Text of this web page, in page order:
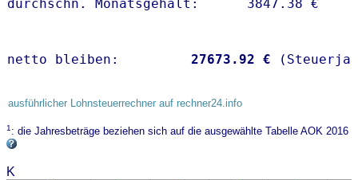
netto bleiben: 27673.92 €
ausführlicher Lohnsteuerrechner auf rechner24.info
1: die Jahresbeträge beziehen sich auf die ausgewählte Tabelle AOK 2016
K